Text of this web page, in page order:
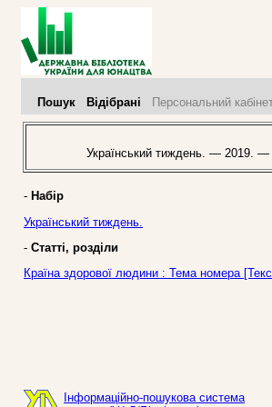
Пошук Відібрані Персональний
Український тиждень. — 2019.
- Набір
Український тиждень.
- Статті, розділи
Країна здорової людини : Тема номера
Інформаційно-пошукова система